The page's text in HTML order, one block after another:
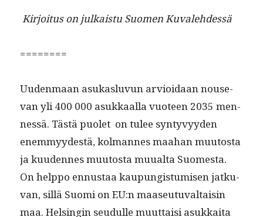
Kir­joi­tus on julka­istu Suomen Kuvalehdessä
========
Uuden­maan asukaslu­vun arvioidaan nou­se­
van yli 400 000 asukkaal­la vuo­teen 2035 men­
nessä. Tästä puo­let on tulee syn­tyvyy­den
enem­myy­destä, kol­mannes maa­han muu­tos­ta
ja kuu­dennes muu­tos­ta muual­ta Suomes­ta.
On help­po ennus­taa kaupungis­tu­misen jatku­
van, sil­lä Suo­mi on EU:n maaseu­tu­val­taisin
maa. Helsin­gin seudulle muut­taisi asukkai­ta